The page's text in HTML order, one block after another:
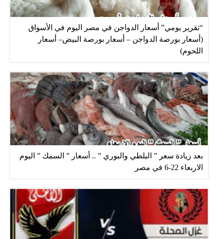
“تقرير يومي” أسعار الدواجن في مصر اليوم في الأسواق
(أسعار بورصة الدواجن – أسعار بورصة البيض– أسعار
اللحوم)
بعد زيادة سعر ” البلطي والبوري ” .. أسعار ” السمك ” اليوم
الاربعاء 22-6 في مصر